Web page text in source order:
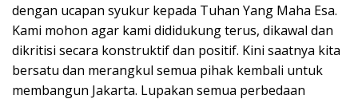
dengan ucapan syukur kepada Tuhan Yang Maha Esa.
Kami mohon agar kami dididukung terus, dikawal dan
dikritisi secara konstruktif dan positif. Kini saatnya kita
bersatu dan merangkul semua pihak kembali untuk
membangun Jakarta. Lupakan semua perbedaan